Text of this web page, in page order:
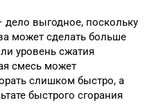
выгодное, поскольку
может сделать больше
уровень сжатия
смесь может
слишком быстро, а
быстрого сгорания